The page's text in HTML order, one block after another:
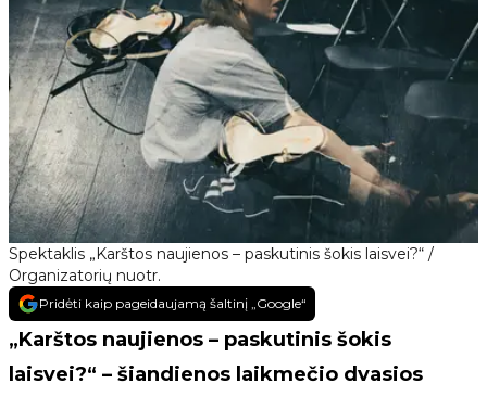
Spektaklis „Karštos naujienos – paskutinis šokis laisvei?“ /
Organizatorių nuotr.
Pridėti kaip pageidaujamą šaltinį „Google“
„Karštos naujienos – paskutinis šokis
laisvei?“ – šiandienos laikmečio dvasios